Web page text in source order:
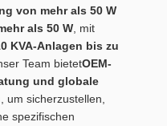
von mehr als 50 W
als 50 W , mit
KVA-Anlagen bis zu
Team bietetOEM-
und globale
, um sicherzustellen,
spezifischen